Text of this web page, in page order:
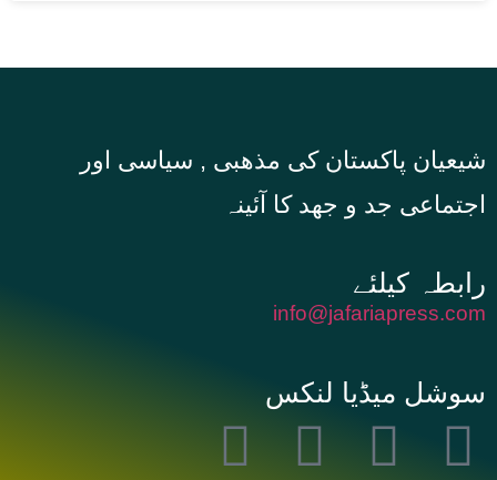
شیعیان پاکستان کی مذهبی , سیاسی اور
اجتماعی جد و جهد کا آئینہ
info@jafariapress.com​
سوشل میڈیا لنکس